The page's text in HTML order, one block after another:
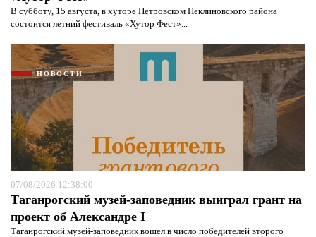
В субботу, 15 августа, в хуторе Петровском Неклиновского района
состоится летний фестиваль «Хутор Фест»...
НОВОСТИ
07/08/2026 12:38:00
Таганрогский музей-заповедник выиграл грант на
проект об Александре I
Таганрогский музей-заповедник вошел в число победителей второго